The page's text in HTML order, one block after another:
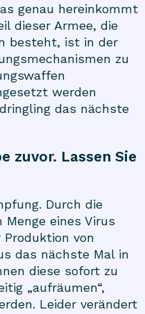
genau hereinkommt
dieser Armee, die
besteht, ist in der
zu
werden
das nächste
zuvor. Lassen Sie
. Durch die
eines Virus
von
das nächste Mal in
diese sofort zu
„aufräumen“,
Leider verändert